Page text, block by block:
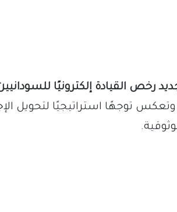
رخص القيادة إلكترونيًا
توجهًا استراتيجيًا لتحويل